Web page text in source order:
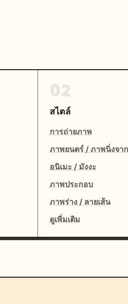
สไตล์
การถ่ายภาพ
ภาพยนตร์ / ภาพนิ่งจา
อนิเมะ / มังงะ
ภาพประกอบ
ภาพร่าง / ลายเส้น
ดูเพิ่มเติม